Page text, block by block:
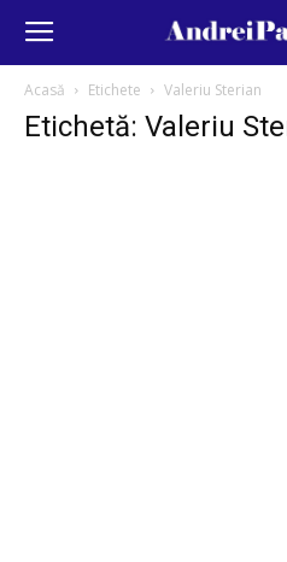
Acasă Etichete Valeriu Sterian
Etichetă: Valeriu